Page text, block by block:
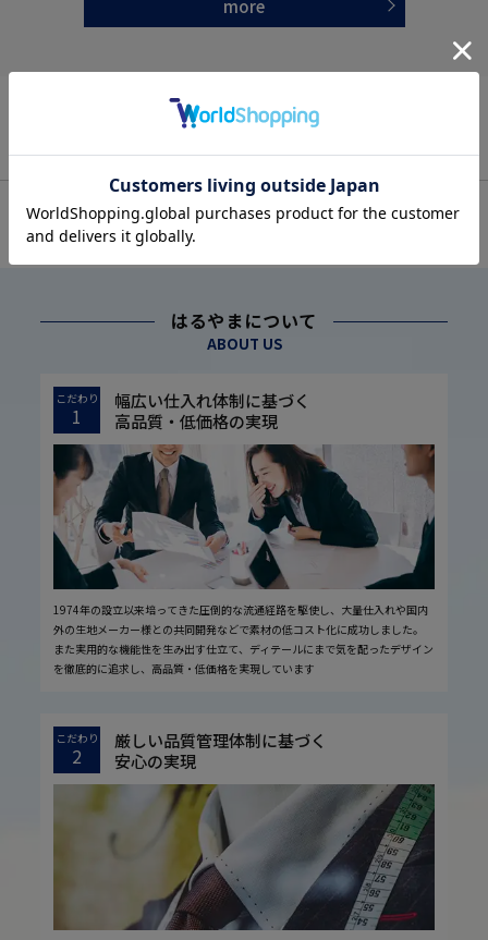
more
OFFICIAL SNS
はるやまについて
ABOUT US
こだわり
1
幅広い仕入れ体制に基づく
高品質・低価格の実現
1974年の設立以来培ってきた圧倒的な流通経路を駆使し、大量仕入れや国内
外の生地メーカー様との共同開発などで素材の低コスト化に成功しました。
また実用的な機能性を生み出す仕立て、ディテールにまで気を配ったデザイン
を徹底的に追求し、高品質・低価格を実現しています
こだわり
2
厳しい品質管理体制に基づく
安心の実現